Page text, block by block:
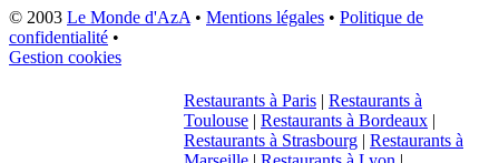
© 2003 Le Monde d'AzA• Mentions légales • Politique de
confidentialité •
Gestion cookies
Restaurants à Paris | Restaurants à
Toulouse | Restaurants à Bordeaux |
Restaurants à Strasbourg | Restaurants à